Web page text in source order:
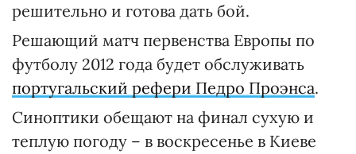
решительно и готова дать бой.
Решающий матч первенства Европы по
футболу 2012 года будет обслуживать
португальский рефери Педро Проэнса.
Синоптики обещают на финал сухую и
теплую погоду – в воскресенье в Киеве